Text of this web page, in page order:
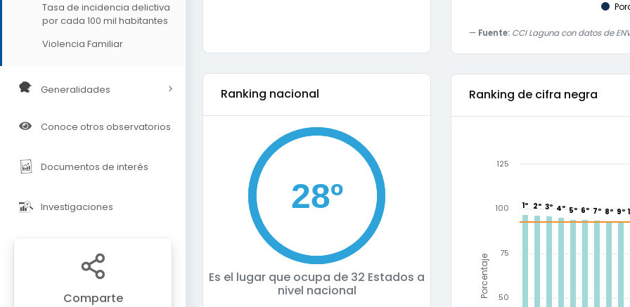
Tasa de incidencia delictiva
por cada 100 mil habitantes
Violencia Familiar
Generalidades
Conoce otros observatorios
Documentos de interés
Investigaciones
Comparte
ranking nacional
Es el lugar que ocupa de 32 Estados a
nivel nacional
Fuente: CCI Laguna con datos de
Ranking de cifra negra
Porcentaje
1º
1º 2º
2º 3º
3º 4º
4º 5º
5º 6º
6º 7º
7º 8º
8º 9º
9º
100
50
75
125